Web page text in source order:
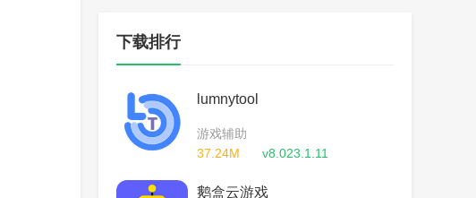
下载排行
lumnytool
游戏辅助
37.24M
v8.023.1.11
鹅盒云游戏